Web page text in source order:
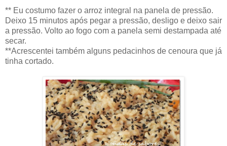
** Eu costumo fazer o arroz integral na panela de pressão.
Deixo 15 minutos após pegar a pressão, desligo e deixo sair
a pressão. Volto ao fogo com a panela semi destampada até
secar.
**Acrescentei também alguns pedacinhos de cenoura que já
tinha cortado.